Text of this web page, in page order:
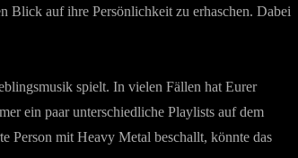
Blick auf ihre Persönlichkeit zu erhaschen. Dabei
spielt. In vielen Fällen hat Eurer
ein paar unterschiedliche Playlists auf dem
Person mit Heavy Metal beschallt, könnte das